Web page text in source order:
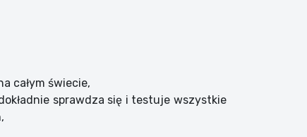
całym świecie,
sprawdza się i testuje wszystkie